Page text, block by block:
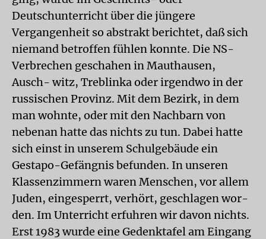
Deutschunterricht über die jüngere
Vergangenheit so abstrakt berichtet, daß sich
niemand betroffen fühlen konnte. Die NS-
Verbrechen geschahen in Mauthausen,
Ausch- witz, Treblinka oder irgendwo in der
russischen Provinz. Mit dem Bezirk, in dem
man wohnte, oder mit den Nachbarn von
nebenan hatte das nichts zu tun. Dabei hatte
sich einst in unserem Schulgebäude ein
Gestapo-Gefängnis befunden. In unseren
Klassenzimmern waren Menschen, vor allem
Juden, eingesperrt, verhört, geschlagen wor-
den. Im Unterricht erfuhren wir davon nichts.
Erst 1983 wurde eine Gedenktafel am Eingang